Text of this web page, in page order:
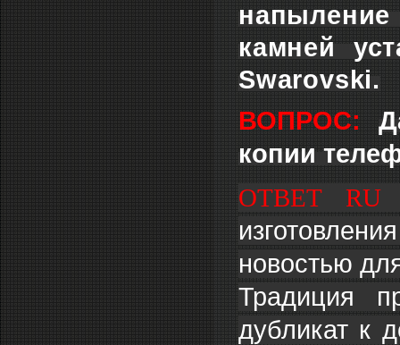
напыление
камней
Swarovski.
ВОПРОС:
копии
ОТВЕТ RU
новостью
Традиция
дубликат к